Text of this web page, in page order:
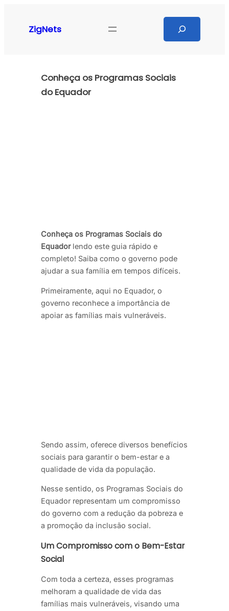
ZigNets
Conheça os Programas Sociais
do Equador
Conheça os Programas Sociais do
Equadorlendo este guia rápido e
completo! Saiba como o governo pode
ajudar a sua família em tempos difíceis.
Primeiramente, aqui no Equador, o
governo reconhece a importância de
apoiar as famílias mais vulneráveis.
Sendo assim, oferece diversos benefícios
sociais para garantir o bem-estar e a
qualidade de vida da população.
Nesse sentido, os Programas Sociais do
Equador representam um compromisso
do governo com a redução da pobreza e
a promoção da inclusão social.
Um Compromisso com o Bem-Estar
Social
Com toda a certeza, esses programas
melhoram a qualidade de vida das
famílias mais vulneráveis, visando uma